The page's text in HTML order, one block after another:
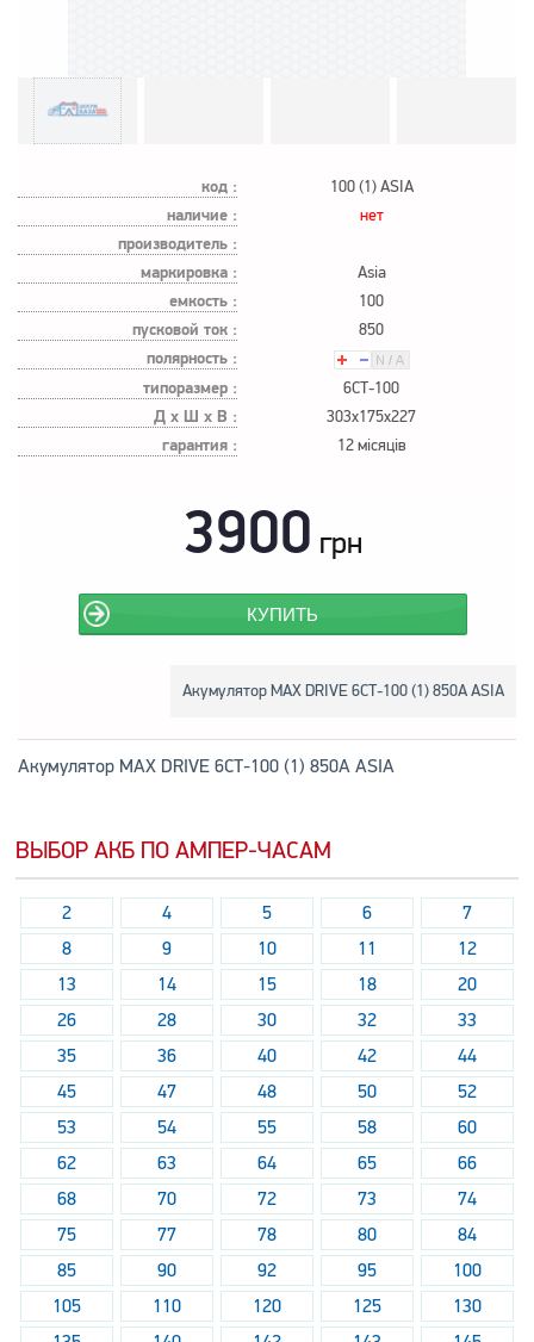
код : 100 (1) ASIA
наличие : нет
производитель :
маркировка :
Asia
емкость : 100
пусковой ток : 850
полярность :
типоразмер :
6СТ-100
Д х Ш х В : 303x175x227
гарантия : 12 місяців
3900 грн
КУПИТЬ
Акумулятор MAX DRIVE 6СТ-100 (1) 850А ASIA
Акумулятор MAX DRIVE 6СТ-100 (1) 850А ASIA
ВЫБОР АКБ ПО АМПЕР-ЧАСАМ
2 4 5 6
7
8
9 10 11
12
13
14 15 18
20
26
28 30 32
33
35
36 40 42
44
45
47 48 50
52
53
54 55 58
60
62
63 64 65
66
68
70 72 73
74
75
77 78 80
84
85
90 92 95
100
105
110 120 125
130